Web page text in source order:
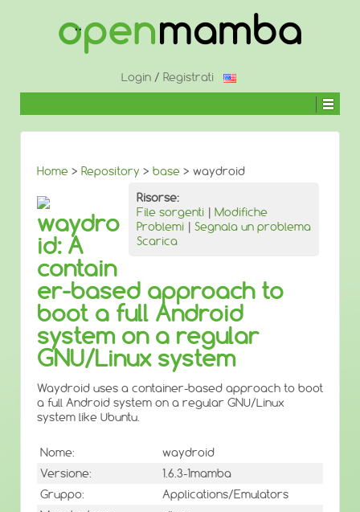
CONTENUTO
Login / Registrati
Home > Repository > base > waydroid
Risorse:
File sorgenti | Modifiche
Problemi | Segnala un problema
Scarica
waydro
id: A
contain
er-based approach to
boot a full Android
system on a regular
GNU/Linux system
Waydroid uses a container-based approach to boot
a full Android system on a regular GNU/Linux
system like Ubuntu.
Nome:
waydroid
Versione:
1.6.3-1mamba
Gruppo:
Applications/Emulators